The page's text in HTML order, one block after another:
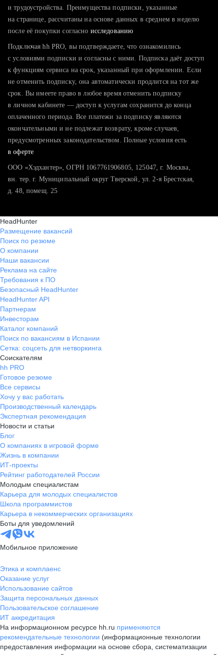
тратите много времени на поиск и вручную поднимаете
хотите сравнить себя с конкурентами и оценить шансы
и трудоустройства. Преимущества подписки, указанные
на странице, рассчитаны на основе данных в среднем в неделю
после её покупки согласно исследованию
Подключая hh PRO, вы подтверждаете, что ознакомились
с условиями подписки и согласны с ними. Подписка даёт доступ
к функциям сервиса на срок, указанный при оформлении. Если
не отменить подписку, она автоматически продлится на тот же
срок. Вы имеете право в любое время отменить подписку
в личном кабинете — доступ к услугам сохранится до конца
оплаченного периода. Все платежи за подписку являются
окончательными и не подлежат возврату, кроме случаев,
предусмотренных законодательством. Полные условия есть
в оферте
ООО «Хэдхантер», ОГРН 1067761906805, 125047, г. Москва,
вн. тер. г. Муниципальный округ Тверской, ул. 2-я Брестская,
д. 48, помещ. 25
HeadHunter
Размещение вакансий
Поиск по резюме
О компании
Наши вакансии
Реклама на сайте
Требования к ПО
Безопасный HeadHunter
HeadHunter API
Партнерам
Инвесторам
Каталог компаний
Поиск по вакансиям в Испании
Сетка: соцсеть для нетворкинга
Соискателям
hh PRO
Готовое резюме
Все сервисы
Хочу у вас работать
Производственный календарь
Экспертная рекомендация
Новости и статьи
Блог
О компаниях в игровой форме
Жизнь в компании
ИТ-проекты
Рейтинг работодателей России
Молодым специалистам
Карьера для молодых специалистов
Школа программистов
Карьера в некоммерческих организациях
Боты для уведомлений
Мобильное приложение
Этика и комплаенс
Оказание услуг
Использование сайтов
Защита персональных данных
Пользовательское соглашение
ИТ аккредитация
На информационном ресурсе hh.ru применяются
рекомендательные технологии (информационные технологии
предоставления информации на основе сбора, систематизации